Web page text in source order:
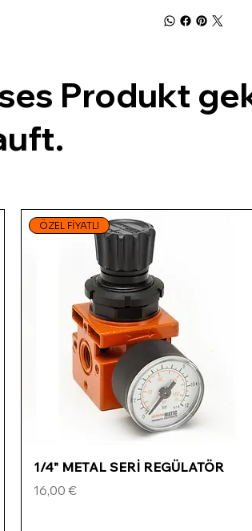
Produkt
Schnellansicht
ÖZEL FİYATLI
1/4" METAL SERİ REGÜLATÖR
Preis
16,00 €